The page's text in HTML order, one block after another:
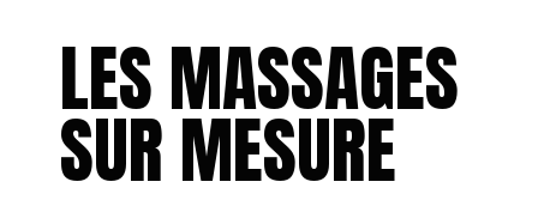
LES MASSAGES
SUR MESURE